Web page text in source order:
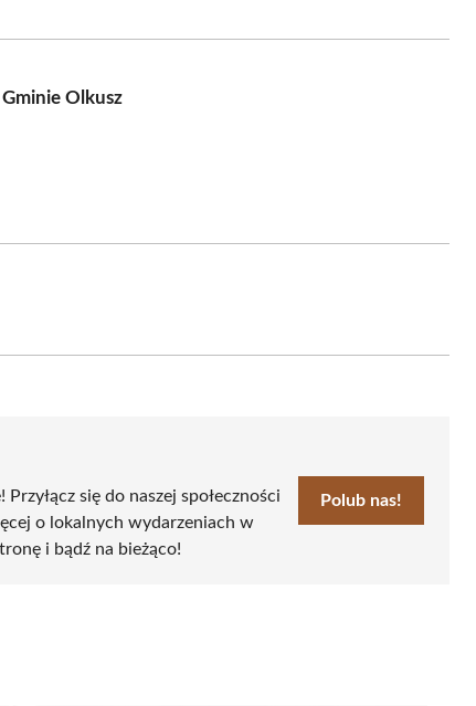
Olkusz
się do naszej społeczności
o lokalnych wydarzeniach w
i bądź na bieżąco!
Polub nas!